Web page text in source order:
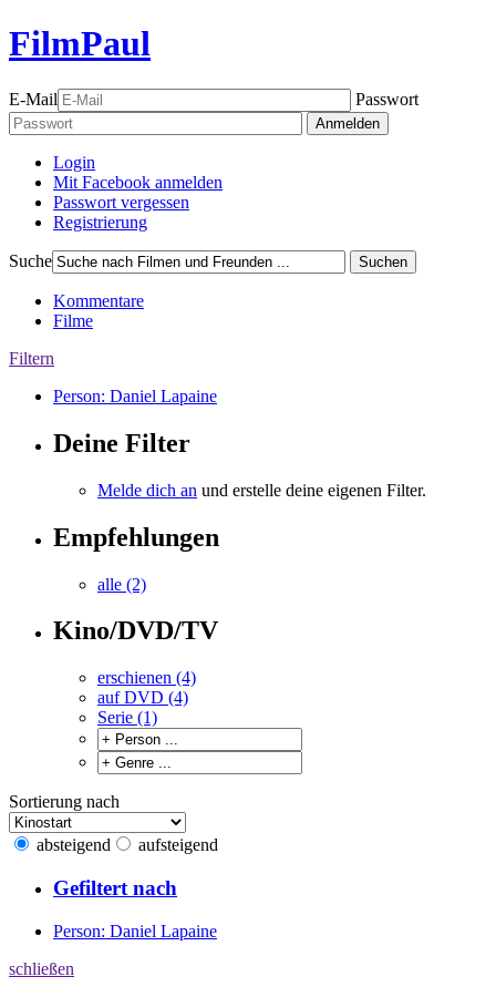
FilmPaul
E-Mail Passwort
Anmelden
Login
Mit Facebook anmelden
Passwort vergessen
Registrierung
Suche Suchen
Kommentare
Filme
Filtern
Person: Daniel Lapaine
Deine Filter
Melde dich an und erstelle deine eigenen Filter.
Empfehlungen
alle (2)
Kino/DVD/TV
erschienen (4)
auf DVD (4)
Serie (1)
Sortierung nach
absteigend aufsteigend
Gefiltert nach
Person: Daniel Lapaine
schließen